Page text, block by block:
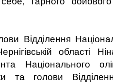
Відділення
області
Національного
та голови